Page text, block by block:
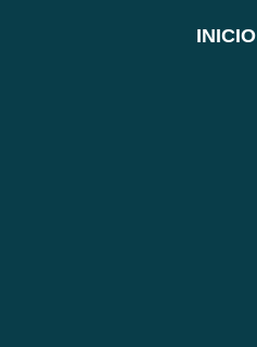
INICIO